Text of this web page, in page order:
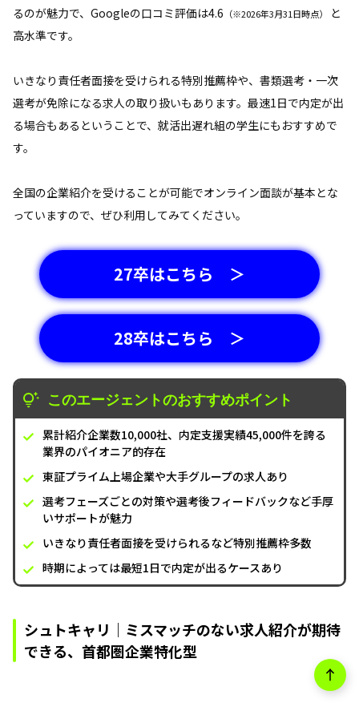
るのが魅力で、Googleの口コミ評価は4.6 （※2026年3月31日時点）
と
高水準です。
いきなり責任者面接を受けられる特別推薦枠や、書類選考・一次
選考が免除になる求人の取り扱いもあります。最速1日で内定が出
る場合もあるということで、就活出遅れ組の学生にもおすすめで
す。
全国の企業紹介を受けることが可能でオンライン面談が基本とな
っていますので、ぜひ利用してみてください。
27卒はこちら ＞
28卒はこちら ＞
このエージェントのおすすめポイント
累計紹介企業数10,000社、内定支援実績45,000件を誇る
業界のパイオニア的存在
東証プライム上場企業や大手グループの求人あり
選考フェーズごとの対策や選考後フィードバックなど手厚
いサポートが魅力
いきなり責任者面接を受けられるなど特別推薦枠多数
時期によっては最短1日で内定が出るケースあり
シュトキャリ｜ミスマッチのない求人紹介が期待
できる、首都圏企業特化型